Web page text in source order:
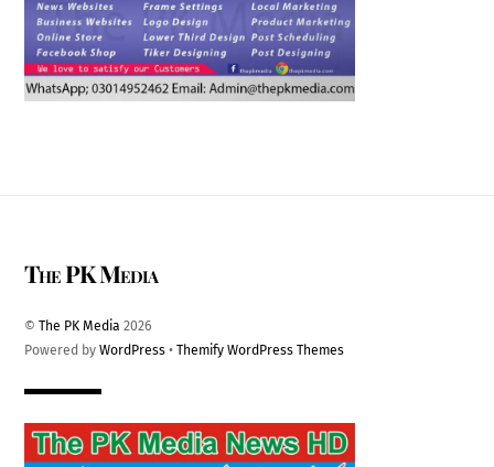
The PK Media
©The PK Media 2026
Powered byWordPress •Themify WordPress Themes